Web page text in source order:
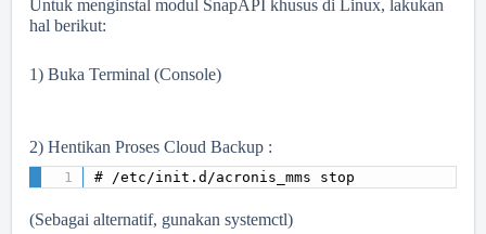
Untuk menginstal modul SnapAPI khusus di Linux, lakukan
hal berikut:
1) Buka Terminal (Console)
2) Hentikan Proses Cloud Backup :
# /etc/init.d/acronis_mms stop
(Sebagai alternatif, gunakan systemctl)